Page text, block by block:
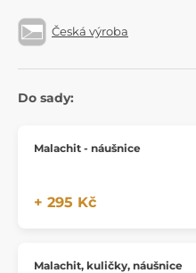
Česká výroba
Do sady:
Malachit - náušnice
+ 295 Kč
Malachit, kuličky, náušnice